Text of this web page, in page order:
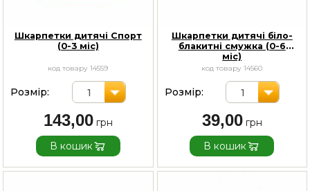
Шкарпетки дитячі Спорт
(0-3 міс)
код товару 14559
Розмір: 1
143,00
В кошик
Шкарпетки дитячі біло-
блакитні смужка (0-6
міс)
код товару 14560
Розмір: 1
39,00
В кошик